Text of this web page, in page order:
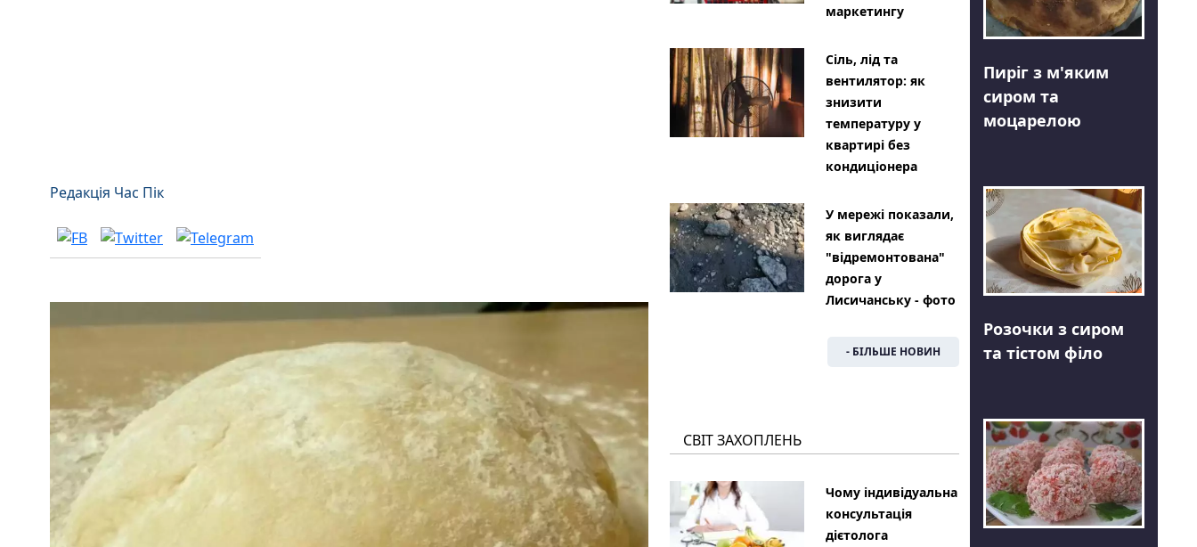
Редакція Час Пік
маркетингу
Сіль, лід та
вентилятор: як
знизити
температуру у
квартирі без
кондиціонера
У мережі показали,
як виглядає
"відремонтована"
дорога у
Лисичанську - фото
- БІЛЬШЕ НОВИН
СВІТ ЗАХОПЛЕНЬ
Чому індивідуальна
консультація
дієтолога
Пиріг з м'яким
сиром та
моцарелою
Розочки з сиром
та тістом філо